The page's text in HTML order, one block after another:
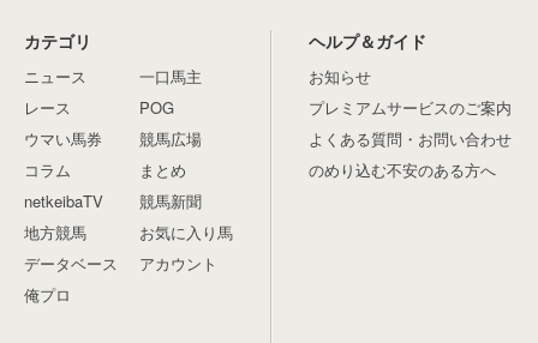
カテゴリ
ニュース
レース
ウマい馬券
コラム
netkeibaTV
地方競馬
データベース
俺プロ
一口馬主
POG
競馬広場
まとめ
競馬新聞
お気に入り馬
アカウント
ヘルプ＆ガイド
お知らせ
プレミアムサービスのご案内
よくある質問・お問い合わせ
のめり込む不安のある方へ